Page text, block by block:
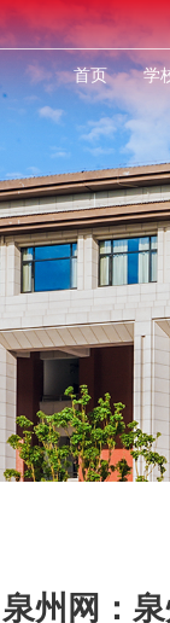
泉州网：
首页 学